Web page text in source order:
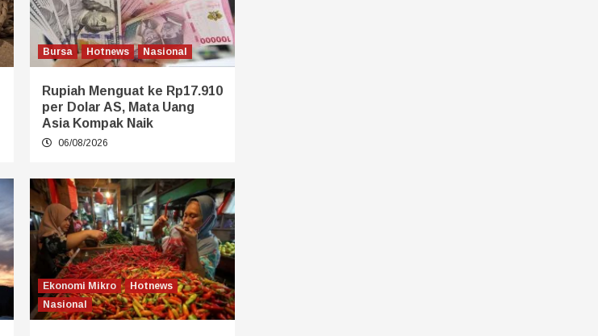
Bursa Hotnews Nasional
Rupiah Menguat ke Rp17.910
per Dolar AS, Mata Uang
Asia Kompak Naik
06/08/2026
Ekonomi Mikro
Hotnews
Nasional